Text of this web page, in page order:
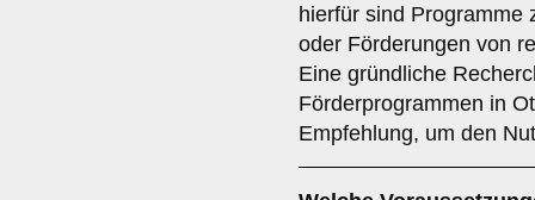
hierfür sind Programme
oder Förderungen von
Eine gründliche
Förderprogrammen in
Empfehlung, um den